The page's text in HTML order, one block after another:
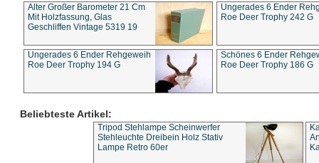
Alter Großer Barometer 21 Cm
Mit Holzfassung, Glas
Geschliffen Vintage 5319 19
Ungerades 6 Ender
Roe Deer Trophy 242 G
Ungerades 6 Ender Rehgeweih
Roe Deer Trophy 194 G
Schönes 6 Ender
Roe Deer Trophy 186 G
Beliebteste Artikel:
Tripod Stehlampe Scheinwerfer
Stehleuchte Dreibein Holz Stativ
Lampe Retro 60er